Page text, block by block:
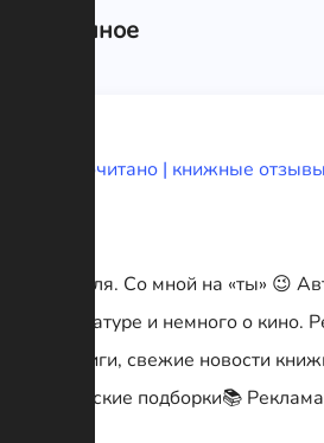
Связанное
Я – Юля. Со мной на «ты» 😉
литературе и немного о
на книги, свежие новости
авторские подборки📚